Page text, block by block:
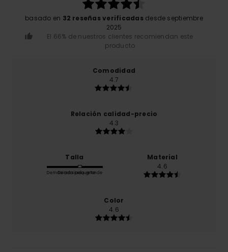
basado en 32 reseñas verificadas desde septiembre
2025
El 66% de nuestros clientes recomiendan este
producto
Comodidad
4.7
Relación calidad-precio
4.3
Talla
Demasiado pequeño
Demasiado grande
Material
4.6
Color
4.6